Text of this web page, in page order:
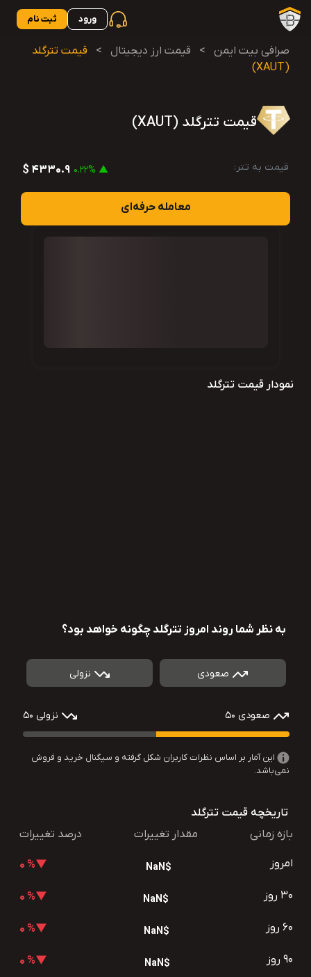
ورود ثبت نام
صرافی بیت ایمن > قیمت ارز دیجیتال >
قیمت تترگلد
(XAUT)
قیمت تترگلد (XAUT)
قیمت به تتر: ▲ 0.22%
4330.9 $
معامله حرفه‌ای
نمودار قیمت تترگلد
به نظر شما روند امروز تترگلد چگونه خواهد بود؟
صعودی نزولی
صعودی 50 نزولی 50
این آمار بر اساس نظرات کاربران شکل گرفته و سیگنال خرید و فروش
نمی‌باشد.
تاریخچه قیمت تترگلد
بازه زمانی
مقدار تغییرات درصد تغییرات
امروز $NaN
▼% 0
30 روز $NaN
▼% 0
60 روز $NaN
▼% 0
90 روز $NaN
▼% 0